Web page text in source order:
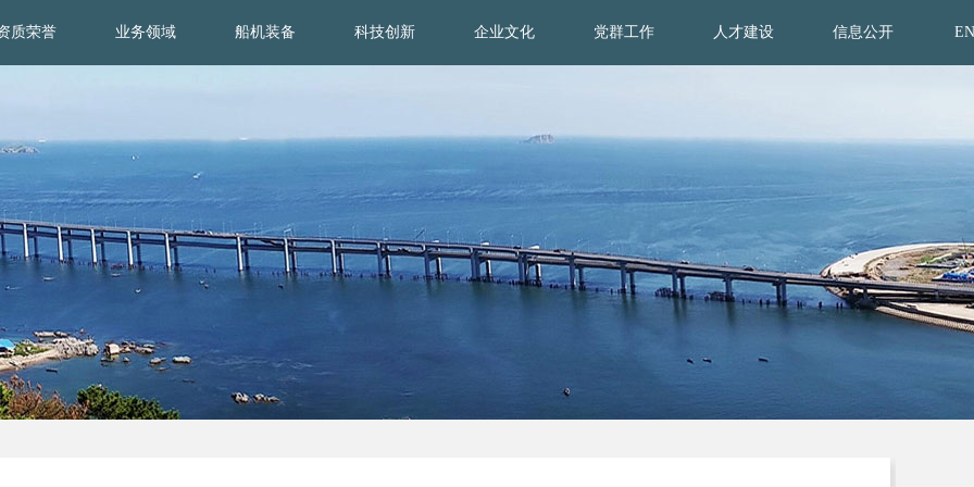
质荣誉 业务领域 船机装备 科技创新 企业文化 党群工作 人才建设 信息公开 EN